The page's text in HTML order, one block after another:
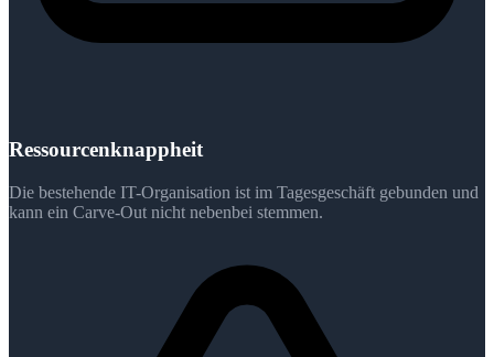
Ressourcenknappheit
Die bestehende IT-Organisation ist im Tagesgeschäft gebunden und
kann ein Carve-Out nicht nebenbei stemmen.